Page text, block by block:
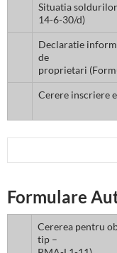
Situatia
14-6-30/d)
Declaratie
de
proprietari
Cerere inscriere
Formulare
Cererea pentru
tip –